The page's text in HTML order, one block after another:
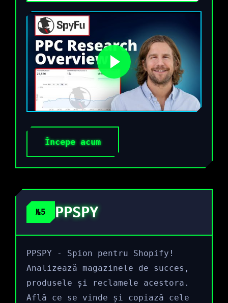
Începe acum
№5 PPSPY
PPSPY - Spion pentru Shopify!
Analizează magazinele de succes,
produsele și reclamele acestora.
Află ce se vinde și copiază cele